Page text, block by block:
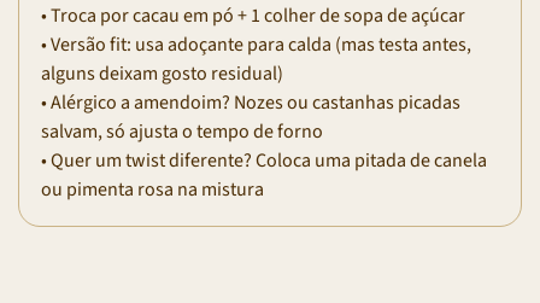
• Troca por cacau em pó + 1 colher de sopa de açúcar
• Versão fit: usa adoçante para calda (mas testa antes,
alguns deixam gosto residual)
• Alérgico a amendoim? Nozes ou castanhas picadas
salvam, só ajusta o tempo de forno
• Quer um twist diferente? Coloca uma pitada de canela
ou pimenta rosa na mistura